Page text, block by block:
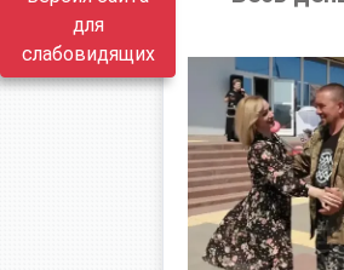
для
слабовидящих